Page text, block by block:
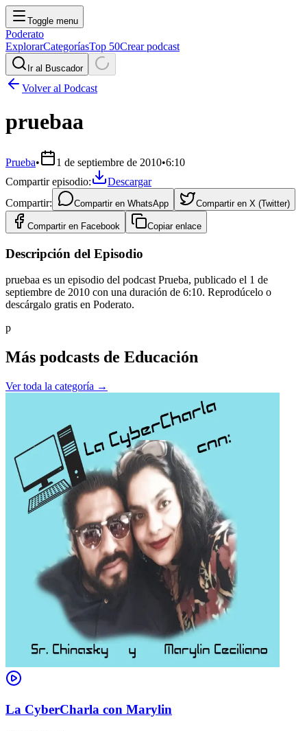
Toggle menu
Poderato
ExplorarCategoríasTop 50Crear podcast
Ir al Buscador
Volver al Podcast
pruebaa
Prueba• 1 de septiembre de 2010•6:10
Compartir episodio:
Descargar
Compartir:
Compartir en WhatsApp Compartir en X (Twitter)
Compartir en Facebook Copiar enlace
Descripción del Episodio
pruebaa es un episodio del podcast Prueba, publicado el 1 de
septiembre de 2010 con una duración de 6:10. Reprodúcelo o
descárgalo gratis en Poderato.
p
Más podcasts de Educación
Ver toda la categoría →
La CyberCharla con Marylin